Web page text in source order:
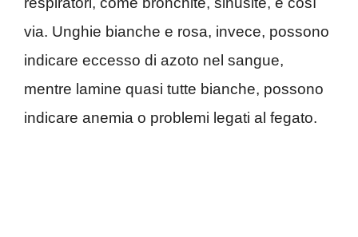
via. Unghie bianche e rosa, invece, possono
indicare eccesso di azoto nel sangue,
mentre lamine quasi tutte bianche, possono
indicare anemia o problemi legati al fegato.